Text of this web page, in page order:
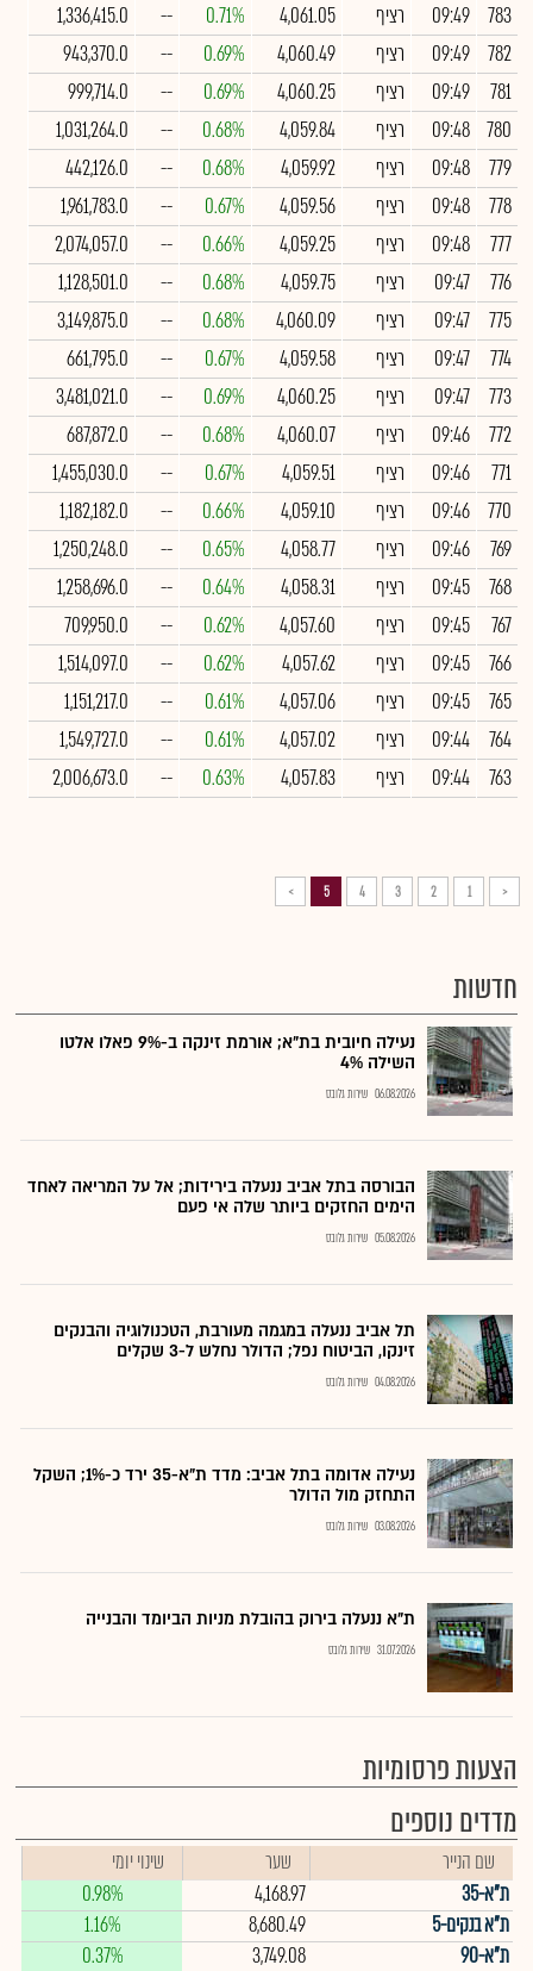
783
09:49 רציף 4,061.05
0.71%
--
1,336,415.0
782
09:49 רציף 4,060.49
0.69%
--
943,370.0
781
09:49 רציף 4,060.25
0.69%
--
999,714.0
780
09:48 רציף 4,059.84
0.68%
--
1,031,264.0
779
09:48 רציף 4,059.92
0.68%
--
442,126.0
778
09:48 רציף 4,059.56
0.67%
--
1,961,783.0
777
09:48 רציף 4,059.25
0.66%
--
2,074,057.0
776
09:47 רציף 4,059.75
0.68%
--
1,128,501.0
775
09:47 רציף 4,060.09
0.68%
--
3,149,875.0
774
09:47 רציף 4,059.58
0.67%
--
661,795.0
773
09:47 רציף 4,060.25
0.69%
--
3,481,021.0
772
09:46 רציף 4,060.07
0.68%
--
687,872.0
771
09:46 רציף 4,059.51
0.67%
--
1,455,030.0
770
09:46 רציף 4,059.10
0.66%
--
1,182,182.0
769
09:46 רציף 4,058.77
0.65%
--
1,250,248.0
768
09:45 רציף 4,058.31
0.64%
--
1,258,696.0
767
09:45 רציף 4,057.60
0.62%
--
709,950.0
766
09:45 רציף 4,057.62
0.62%
--
1,514,097.0
765
09:45 רציף 4,057.06
0.61%
--
1,151,217.0
764
09:44 רציף 4,057.02
0.61%
--
1,549,727.0
763
09:44 רציף 4,057.83
0.63%
--
2,006,673.0
<
1
2
3
4
5
>
חדשות
נעילה חיובית בת"א; אורמת זינקה ב-9% פאלו אלטו
השילה 4%
06.08.2026 שירות גלובס
הבורסה בתל אביב ננעלה בירידות; אל על המריאה לאחד
הימים החזקים ביותר שלה אי פעם
05.08.2026 שירות גלובס
תל אביב ננעלה במגמה מעורבת, הטכנולוגיה והבנקים
זינקו, הביטוח נפל; הדולר נחלש ל-3 שקלים
04.08.2026 שירות גלובס
נעילה אדומה בתל אביב: מדד ת"א-35 ירד כ-1%; השקל
התחזק מול הדולר
03.08.2026 שירות גלובס
ת"א ננעלה בירוק בהובלת מניות הביומד והבנייה
31.07.2026 שירות גלובס
הצעות פרסומיות
מדדים נוספים
שם הנייר שער
שינוי יומי
ת"א-35
4,168.97
0.98%
ת"א בנקים-5
8,680.49
1.16%
ת"א-90
3,749.08
0.37%